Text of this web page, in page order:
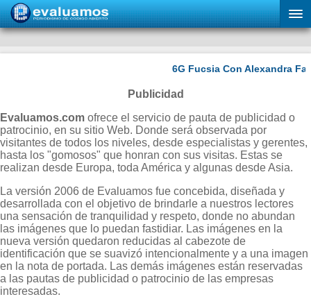
Publicidad
Evaluamos.com ofrece el servicio de pauta de publicidad o
patrocinio, en su sitio Web. Donde será observada por
visitantes de todos los niveles, desde especialistas y gerentes,
hasta los "gomosos" que honran con sus visitas. Estas se
realizan desde Europa, toda América y algunas desde Asia.
La versión 2006 de Evaluamos fue concebida, diseñada y
desarrollada con el objetivo de brindarle a nuestros lectores
una sensación de tranquilidad y respeto, donde no abundan
las imágenes que lo puedan fastidiar. Las imágenes en la
nueva versión quedaron reducidas al cabezote de
identificación que se suavizó intencionalmente y a una imagen
en la nota de portada. Las demás imágenes están reservadas
a las pautas de publicidad o patrocinio de las empresas
interesadas.